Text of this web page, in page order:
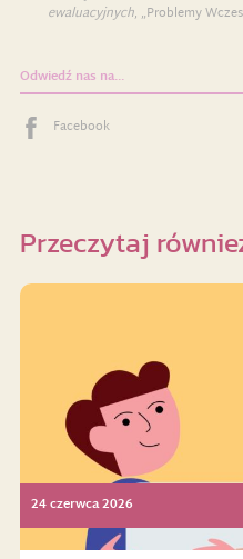
ewaluacyjnych, „Problemy
Odwiedź nas na...
Facebook
Przeczytaj
24 czerwca 2026